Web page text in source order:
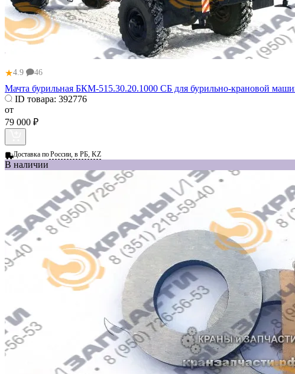
★4.9 46
Мачта бурильная БКМ-515.30.20.1000 СБ для бурильно-крановой
ID товара: 392776
от
79 000 ₽
Доставка поРоссии, в РБ, KZ
В наличии